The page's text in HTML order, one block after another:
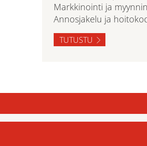
Markkinointi ja
Annosjakelu ja
TUTUSTU